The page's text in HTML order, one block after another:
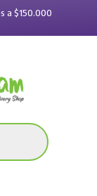
a $150.000